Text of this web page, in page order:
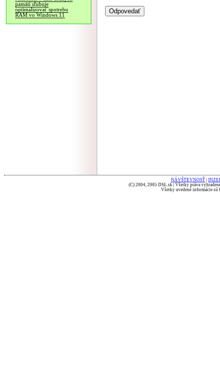
pamätí sľubuje
optimalizovať spotrebu
RAM vo Windows 11
NÁVŠTEVNOSŤ
(C) 2004, 2005 DSL.sk | Všetky práva
Všetky uvedené informácie sú